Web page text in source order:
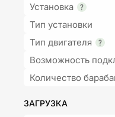
Установка
Тип установки
Тип двигателя
Возможность
Количество
ЗАГРУЗКА